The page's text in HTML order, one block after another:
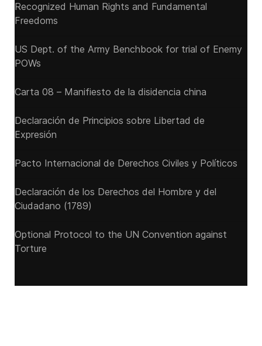
Recognized Human Rights and Fundamental
Freedoms
US Dept. of the Army Benchbook for trial of Enemy
POWs
Carta 08 – Manifiesto de la disidencia china
Declaración de Principios sobre Libertad de
Expresión
Pacto Internacional de Derechos Civiles y Políticos
Declaración de los Derechos del Hombre y del
Ciudadano (1789)
Optional Protocol to the UN Convention against
Torture